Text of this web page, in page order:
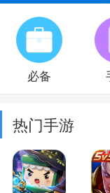
必备
热门手游